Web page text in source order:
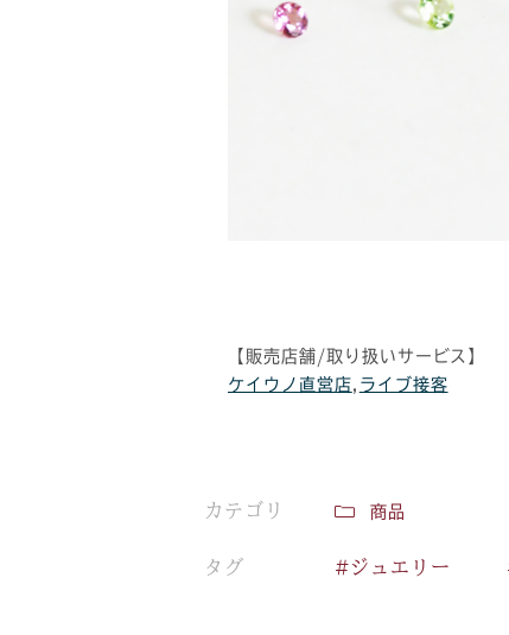
【販売店舗/取り扱いサービス】
ケイウノ直営店, ライブ接客
カテゴリ 商品
タグ #ジュエリー